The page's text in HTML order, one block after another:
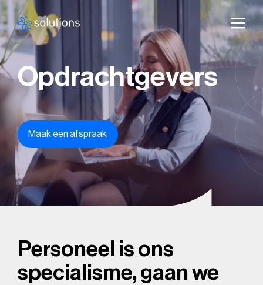
Opdrachtgevers
Maak een afspraak
Personeel is ons
specialisme, gaan we